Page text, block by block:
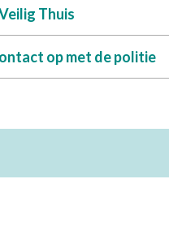
Thuis
op met de politie